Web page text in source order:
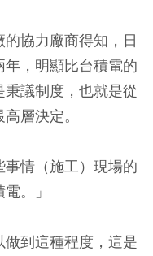
協力廠商得知，日
，明顯比台積電的
議制度，也就是從
層決定。
事情（施工）現場的
。」
做到這種程度，這是